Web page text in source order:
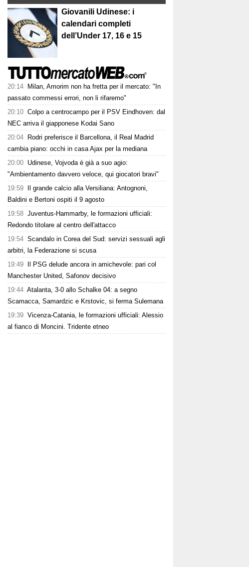
Giovanili Udinese: i
calendari completi
dell’Under 17, 16 e 15
20:14
Milan, Amorim non ha fretta per il mercato: "In
passato commessi errori, non li rifaremo"
20:10 Colpo a centrocampo per il PSV Eindhoven: dal
NEC arriva il giapponese Kodai Sano
20:04
Rodri preferisce il Barcellona, il Real Madrid
cambia piano: occhi in casa Ajax per la mediana
20:00 Udinese, Vojvoda è già a suo agio:
"Ambientamento davvero veloce, qui giocatori bravi"
19:59
Il grande calcio alla Versiliana: Antognoni,
Baldini e Bertoni ospiti il 9 agosto
19:58 Juventus-Hammarby, le formazioni ufficiali:
Redondo titolare al centro dell'attacco
19:54 Scandalo in Corea del Sud: servizi sessuali agli
arbitri, la Federazione si scusa
19:49
Il PSG delude ancora in amichevole: pari col
Manchester United, Safonov decisivo
19:44 Atalanta, 3-0 allo Schalke 04: a segno
Scamacca, Samardzic e Krstovic, si ferma Sulemana
19:39 Vicenza-Catania, le formazioni ufficiali: Alessio
al fianco di Moncini. Tridente etneo